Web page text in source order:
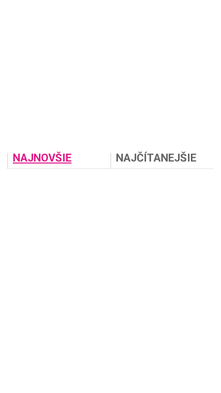
NAJNOVŠIE NAJČÍTANEJŠIE